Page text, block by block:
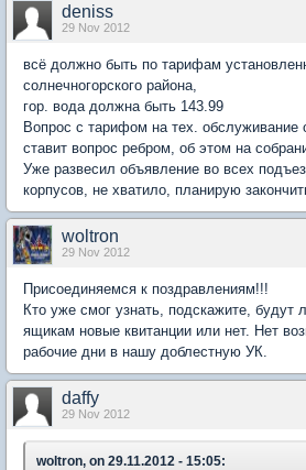
deniss
29 Nov 2012
всё должно быть по тарифам
солнечногорского района,
гор. вода должна быть 143.99
Вопрос с тарифом на тех. обслуживание
ставит вопрос ребром, об этом на
Уже развесил объявление во всех
корпусов, не хватило, планирую
woltron
29 Nov 2012
Присоединяемся к поздравлениям!!!
Кто уже смог узнать, подскажите, будут
ящикам новые квитанции или нет. Нет
рабочие дни в нашу доблестную УК.
daffy
29 Nov 2012
woltron, on 29.11.2012 - 15:05: